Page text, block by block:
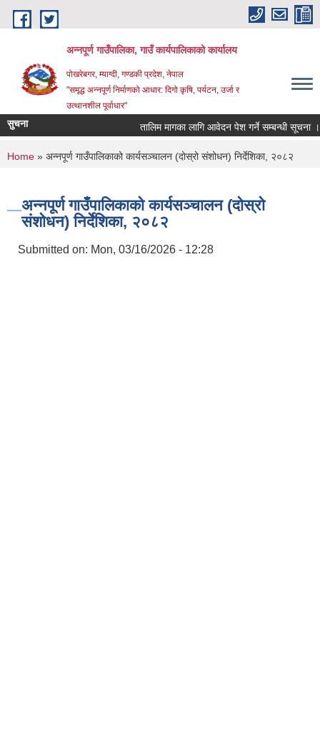
Skip to main content
अन्‍नपूर्ण गाउँपालिका, गाउँ कार्यपालिकाको कार्यालय
पोखरेबगर, म्याग्दी, गण्डकी प्रदेश, नेपाल
"समृद्ध अन्‍नपूर्ण निर्माणको आधार: दिगो कृषि, पर्यटन, उर्जा र
उत्थानशील पूर्वाधार"
सुचना तालिम मागका लागि आवेदन पेश गर्ने सम्बन्धी सूचना ।।
You are here
Home » अन्नपूर्ण गाउँपालिकाको कार्यसञ्चालन (दोस्रो संशोधन) निर्देशिका, २०८२
अन्नपूर्ण गाउँपालिकाको कार्यसञ्चालन (दोस्रो
संशोधन) निर्देशिका, २०८२
Submitted on: Mon, 03/16/2026 - 12:28